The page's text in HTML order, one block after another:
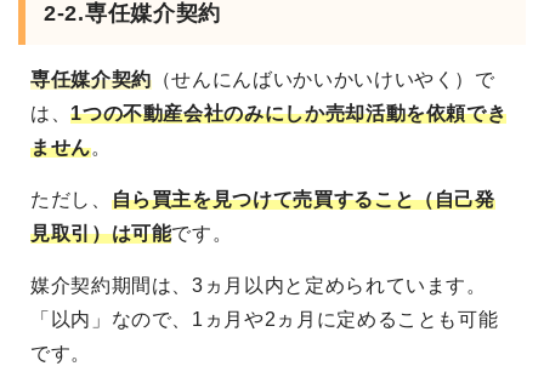
2-2.専任媒介契約
専任媒介契約（せんにんばいかいかいけいやく）で
は、1つの不動産会社のみにしか売却活動を依頼でき
ません。
ただし、 自ら買主を見つけて売買すること（自己発
見取引）は可能です。
媒介契約期間は、3ヵ月以内と定められています。
「以内」なので、1ヵ月や2ヵ月に定めることも可能
です。